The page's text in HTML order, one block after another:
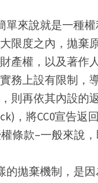
單來說就是一種
限度之內，拋棄
產權，以及著作
務上設有限制，
則再依其內設的
，將CC0宣告返
條款–一般來說，
的拋棄機制，是